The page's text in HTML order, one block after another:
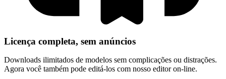
Licença completa, sem anúncios
Downloads ilimitados de modelos sem complicações ou distrações.
Agora você também pode editá-los com nosso editor on-line.